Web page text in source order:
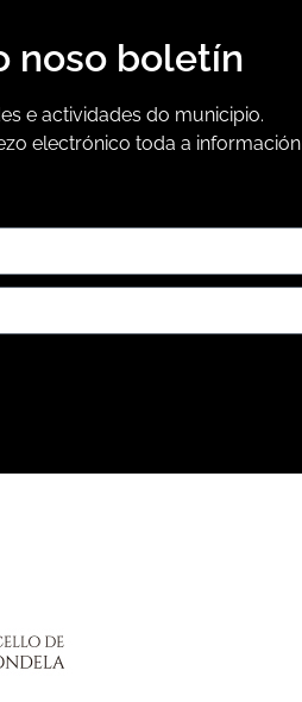
noso boletín
e actividades do municipio.
electrónico toda a información